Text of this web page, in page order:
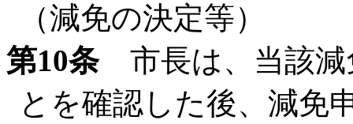
（減免の決定等）
第10条市長は、当該減
とを確認した後、減免